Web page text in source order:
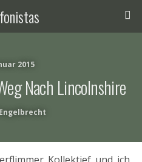
2015
Nach Lincolnshire